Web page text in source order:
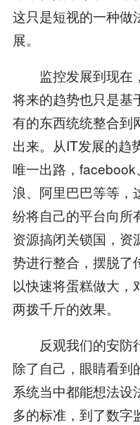
这只是短视的一种做
展。
监控发展到现在，
将来的趋势也只是基
有的东西统统整合到
出来。从IT发展的趋
唯一出路，
浪、阿里巴巴等等，
纷将自己的平台向所
资源搞闭关锁国，资
势进行整合，摆脱了
以快速将蛋糕做大，
两拨千斤的效果。
反观我们的安防行
除了自己，眼睛看到
系统当中都能想法设
多的标准，到了数字